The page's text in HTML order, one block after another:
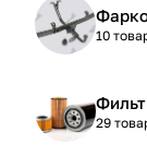
10
29